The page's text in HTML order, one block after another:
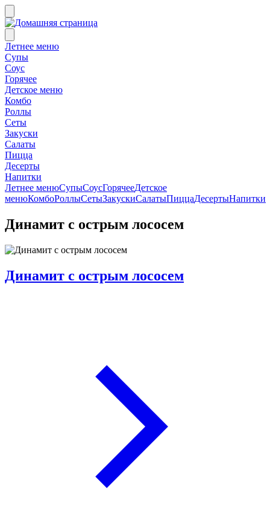
Летнее меню
Супы
Соус
Горячее
Детское меню
Комбо
Роллы
Сеты
Закуски
Салаты
Пицца
Десерты
Напитки
Летнее менюСупыСоусГорячееДетское
менюКомбоРоллыСетыЗакускиСалатыПиццаДесертыНапитки
Динамит с острым лососем
Динамит с острым лососем